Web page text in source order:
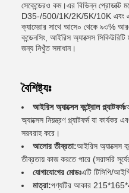
সেকেন্ডেরও কম।এর বিভিন্ন প্রোডাক্ট
D35-/500/1K/2K/5K/10K এবং
ক্যামেরার সাথে আসে০ থেকে ৯৩%
কন্ডেনসিং, আইরিস অ্যাক্সেস
জন্য নিখুঁত সমাধান।
বৈশিষ্ট্যঃ
আইরিস অ্যাক্সেস কন্ট্রোল প্ল্যাটফর্মঃ
অ্যাক্সেস নিয়ন্ত্রণ প্ল্যাটফর্ম যা কার্যকর
সরবরাহ করে।
আলোর তীব্রতা:আইরিস অ্যাক্সেস
তীব্রতায় কাজ করতে পারে (সরাসরি
যোগাযোগের মোডঃএটি টিসিপি/
মাত্রা:পণ্যটির আকার